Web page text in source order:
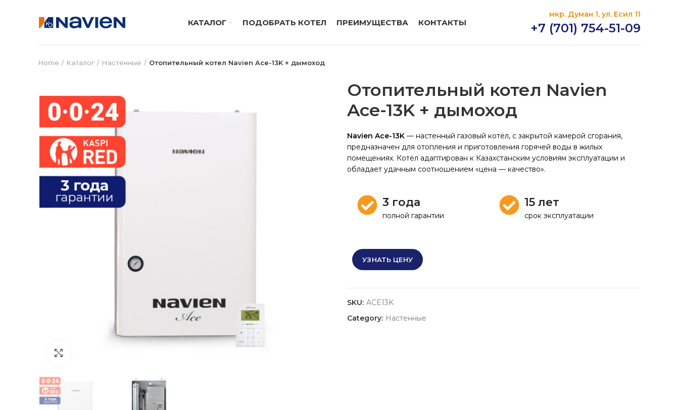
КАТАЛОГ ПОДОБРАТЬ КОТЕЛ ПРЕИМУЩЕСТВА КОНТАКТЫ
мкр. Думан 1, ул. Есил 11
+7 (701) 754-51-09
Home Каталог Настенные Отопительный котел Navien Ace-13K + дымоход
Отопительный котел Navien
Ace-13K + дымоход
Navien Ace-13K — настенный газовый котёл, с закрытой камерой сгорания,
предназначен для отопления и приготовления горячей воды в жилых
помещениях. Котёл адаптирован к Казахстанским условиям эксплуатации и
обладает удачным соотношением «цена — качество».
3 года
полной гарантии
15 лет
срок эксплуатации
УЗНАТЬ ЦЕНУ
SKU: ACE13K
Category: Настенные